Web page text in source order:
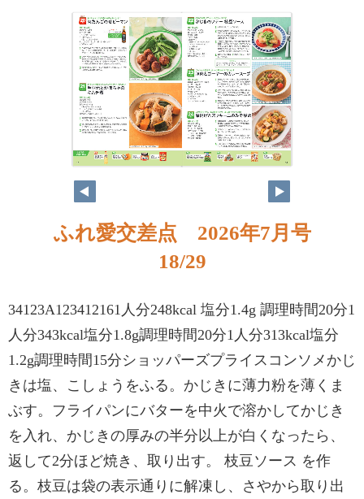
ふれ愛交差点 2026年7月号
18/29
34123A123412161人分248kcal 塩分1.4g 調理時間20分1
人分343kcal塩分1.8g調理時間20分1人分313kcal塩分
1.2g調理時間15分ショッパーズプライスコンソメかじ
きは塩、こしょうをふる。かじきに薄力粉を薄くま
ぶす。フライパンにバターを中火で溶かしてかじき
を入れ、かじきの厚みの半分以上が白くなったら、
返して2分ほど焼き、取り出す。 枝豆ソース を作
る。枝豆は袋の表示通りに解凍し、さやから取り出